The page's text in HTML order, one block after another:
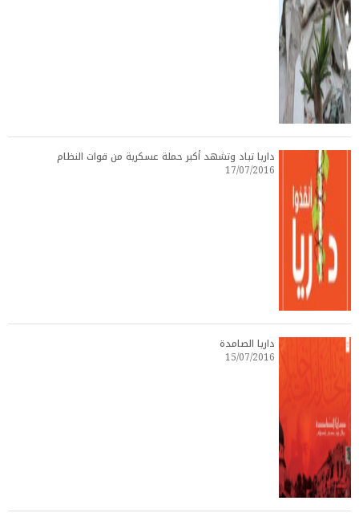
داريا تباد وتشهد أكبر حملة عسكرية من قوات النظام
17/07/2016
داريا الصامدة
15/07/2016